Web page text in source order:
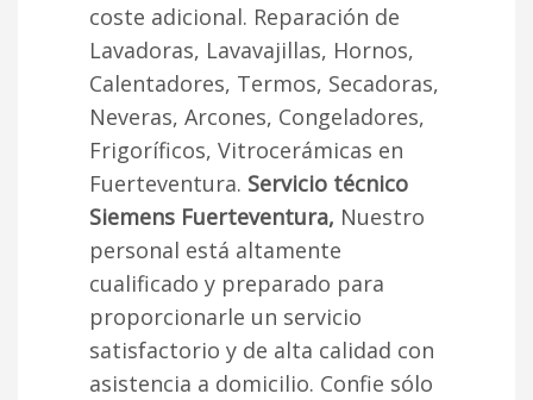
coste adicional. Reparación de
Lavadoras, Lavavajillas, Hornos,
Calentadores, Termos, Secadoras,
Neveras, Arcones, Congeladores,
Frigoríficos, Vitrocerámicas en
Fuerteventura. Servicio técnico
Siemens Fuerteventura, Nuestro
personal está altamente
cualificado y preparado para
proporcionarle un servicio
satisfactorio y de alta calidad con
asistencia a domicilio. Confie sólo